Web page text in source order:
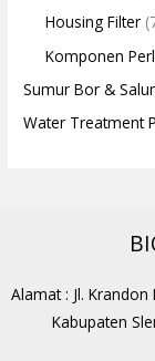
Housing Filter
Komponen
Sumur Bor &
Water Treatment
Alamat : Jl.
Kabupaten